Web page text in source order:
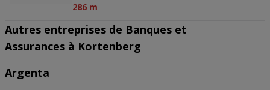
286 m
Autres entreprises de Banques et
Assurances à Kortenberg
Argenta